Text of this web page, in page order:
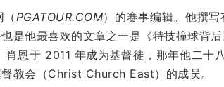
（PGATOUR.COM）的赛事编辑。他撰
他最喜欢的文章之一是《特技撞球背后
肖恩于 2011 年成为基督徒，那年他二十
教会（Christ Church East）的成员。